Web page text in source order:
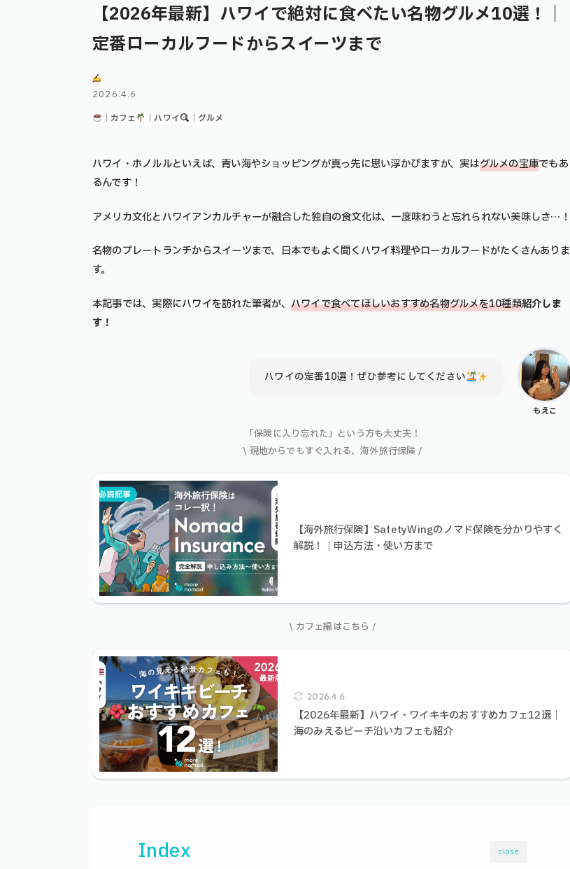
【2026年最新】ハワイで絶対に食べたい名物グルメ10選！｜
定番ローカルフードからスイーツまで
2026.4.6
｜カフェ
｜ハワイ ｜グルメ
ハワイ・ホノルルといえば、青い海やショッピングが真っ先に思い浮かびますが、実はグルメの宝庫でもあ
るんです！
アメリカ文化とハワイアンカルチャーが融合した独自の食文化は、一度味わうと忘れられない美味しさ…！
名物のプレートランチからスイーツまで、日本でもよく聞くハワイ料理やローカルフードがたくさんありま
す。
本記事では、実際にハワイを訪れた筆者が、 ハワイで食べてほしいおすすめ名物グルメを10種類紹介しま
す！
もえこ
ハワイの定番10選！ぜひ参考にしてください
「保険に入り忘れた」という方も大丈夫！
\ 現地からでもすぐ入れる、海外旅行保険 /
【海外旅行保険】SafetyWingのノマド保険を分かりやすく
解説！｜申込方法・使い方まで
\ カフェ編はこちら /
2026.4.6
【2026年最新】ハワイ・ワイキキのおすすめカフェ12選｜
海のみえるビーチ沿いカフェも紹介
close
Index